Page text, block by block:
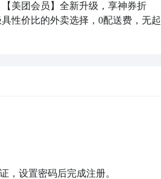
美团会员】全新升级，享神券折
性价比的外卖选择，0配送费，无起
，设置密码后完成注册。